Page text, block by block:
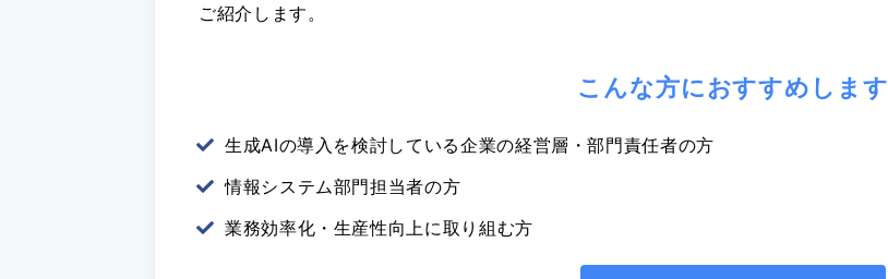
ご紹介します。
こんな方におすすめします
生成AIの導入を検討している企業の経営層・部門責任者の方
情報システム部門担当者の方
業務効率化・生産性向上に取り組む方